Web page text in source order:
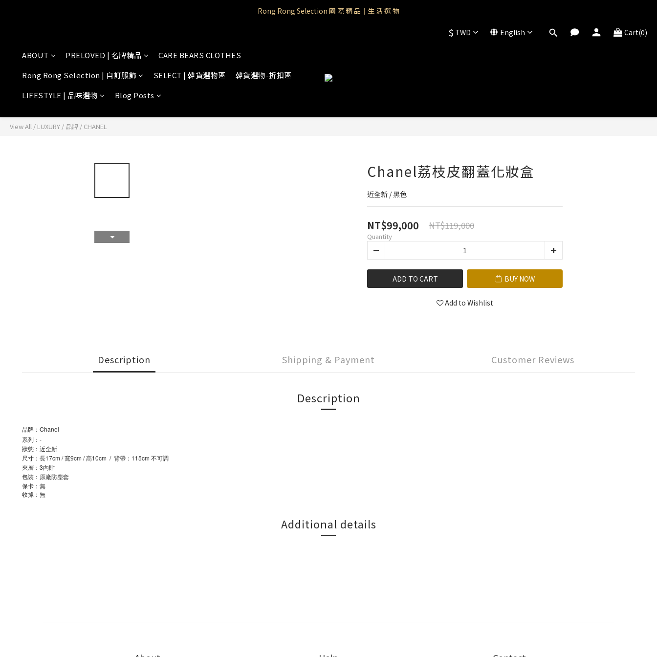
Rong Rong Paradise｜知名IP授權品牌｜Care Bears
Rong Rong Selection 國 際 精 品｜生 活 選 物
$ TWD English Cart(0)
ABOUT PRELOVED | 名牌精品
CARE BEARS CLOTHES
Rong Rong Selection | 自訂服飾
SELECT | 韓貨選物區
韓貨選物-折扣區
LIFESTYLE | 品味選物
Blog Posts
View All / LUXURY / 品牌 / CHANEL
Chanel荔枝皮翻蓋化妝盒
近全新 / 黑色
NT$99,000 NT$119,000
Quantity
ADD TO CART BUY NOW
Add to Wishlist
Description Shipping & Payment Customer Reviews
Description
品牌：Chanel
系列：-
狀態：近全新
尺寸：長17cm / 寬9cm / 高10cm / 背帶：115cm 不可調
夾層：3內貼
包裝：原廠防塵套
保卡：無
收據：無
Additional details